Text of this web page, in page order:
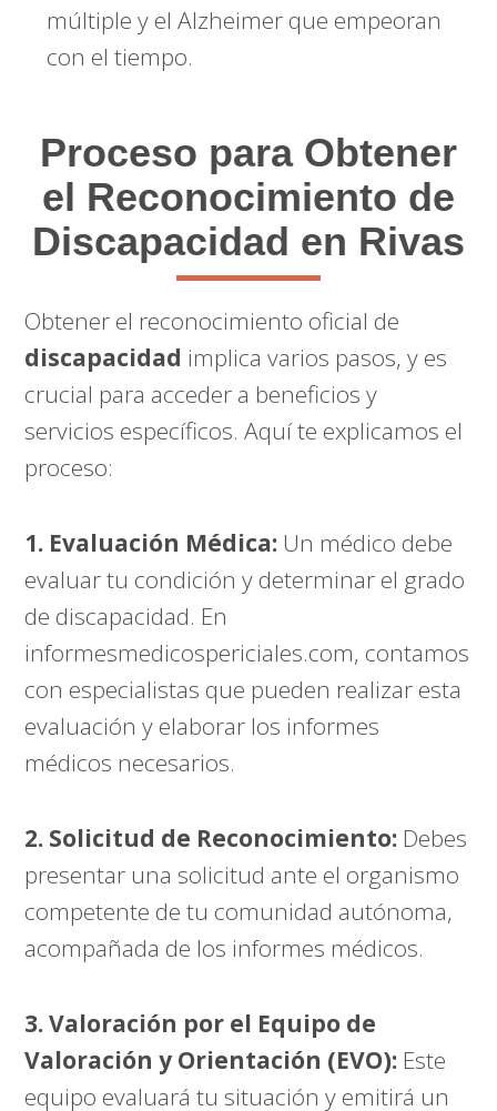
múltiple y el Alzheimer que empeoran
con el tiempo.
Proceso para Obtener
el Reconocimiento de
Discapacidad en Rivas
Obtener el reconocimiento oficial de
discapacidad implica varios pasos, y es
crucial para acceder a beneficios y
servicios específicos. Aquí te explicamos el
proceso:
1. Evaluación Médica: Un médico debe
evaluar tu condición y determinar el grado
de discapacidad. En
informesmedicospericiales.com, contamos
con especialistas que pueden realizar esta
evaluación y elaborar los informes
médicos necesarios.
2. Solicitud de Reconocimiento: Debes
presentar una solicitud ante el organismo
competente de tu comunidad autónoma,
acompañada de los informes médicos.
3. Valoración por el Equipo de
Valoración y Orientación (EVO): Este
equipo evaluará tu situación y emitirá un